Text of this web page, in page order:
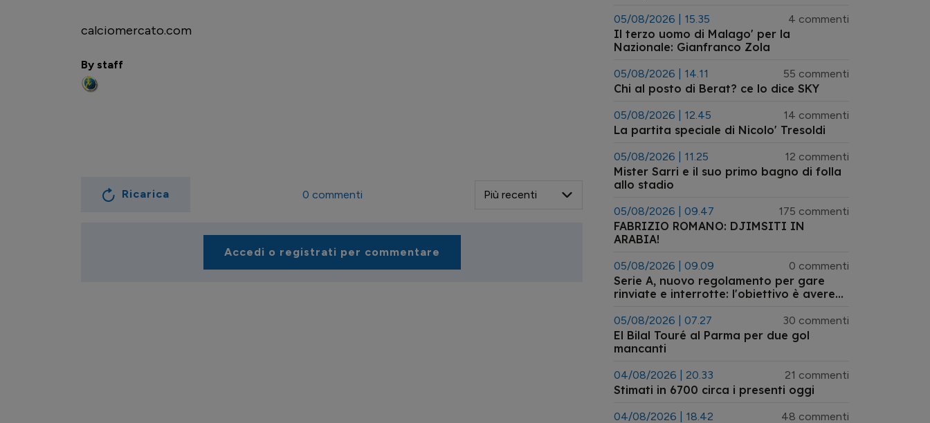
calciomercato.com
By staff
Ricarica 0 commenti
Accedi o registrati per commentare
05/08/2026 | 15.35 4 commenti
Il terzo uomo di Malago' per la
Nazionale: Gianfranco Zola
05/08/2026 | 14.11 55 commenti
Chi al posto di Berat? ce lo dice SKY
05/08/2026 | 12.45 14 commenti
La partita speciale di Nicolo' Tresoldi
05/08/2026 | 11.25 12 commenti
Mister Sarri e il suo primo bagno di folla
allo stadio
05/08/2026 | 09.47 175 commenti
FABRIZIO ROMANO: DJIMSITI IN
ARABIA!
05/08/2026 | 09.09 0 commenti
Serie A, nuovo regolamento per gare
rinviate e interrotte: l'obiettivo è avere
05/08/2026 | 07.27 30 commenti
El Bilal Touré al Parma per due gol
mancanti
04/08/2026 | 20.33 21 commenti
Stimati in 6700 circa i presenti oggi
04/08/2026 | 18.42 48 commenti